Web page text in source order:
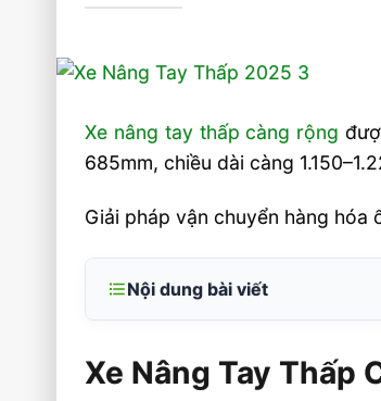
Xe nâng tay thấp càng rộng
685mm, chiều dài càng
Giải pháp vận chuyển hàng
Nội dung bài viết
Xe nâng tay thấp càng
Xe Nâng Tay Thấp